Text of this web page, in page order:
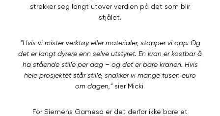
strekker seg langt utover verdien på det som blir
stjålet.
”Hvis vi mister verktøy eller materialer, stopper vi opp. Og
det er langt dyrere enn selve utstyret. En kran er kostbar å
ha stående stille per dag – og det er bare kranen. Hvis
hele prosjektet står stille, snakker vi mange tusen euro
om dagen,”sier Micki.
For Siemens Gamesa er det derfor ikke bare et